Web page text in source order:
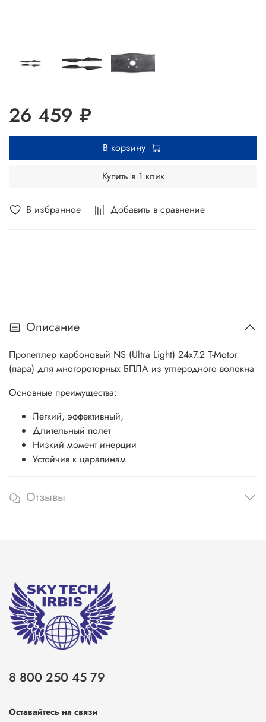
В избранное Добавить в сравнение
26 459 ₽
В корзину
Купить в 1 клик
Описание
Пропеллер карбоновый NS (Ultra Light) 24x7.2 T-Motor
(пара) для многороторных БПЛА из углеродного волокна
Основные преимущества:
Легкий, эффективный,
Длительный полет
Низкий момент инерции
Устойчив к царапинам
Отзывы
8 800 250 45 79
Оставайтесь на связи